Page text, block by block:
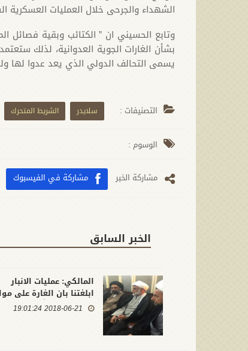
الشهداء والجرحى خلال العمليات العسكرية
وتابع الحسيني ان ” الكتائب وبقية فصائل
بشأن الغارات الجوية العدوانية، لذلك
يسمى التحالف الدولي الذي يعد عدوا لها
التصنيفات : سلايدر الشريط المتحرك
الوسوم :
مشارکة الخبر مشاركة في الفيسبوك
الخبر السابق
المالكي: عمليات الانبار
ابلغتنا بان الغارة على
كتائب حزب الله كانت داخل
2018-06-21 19:01:24